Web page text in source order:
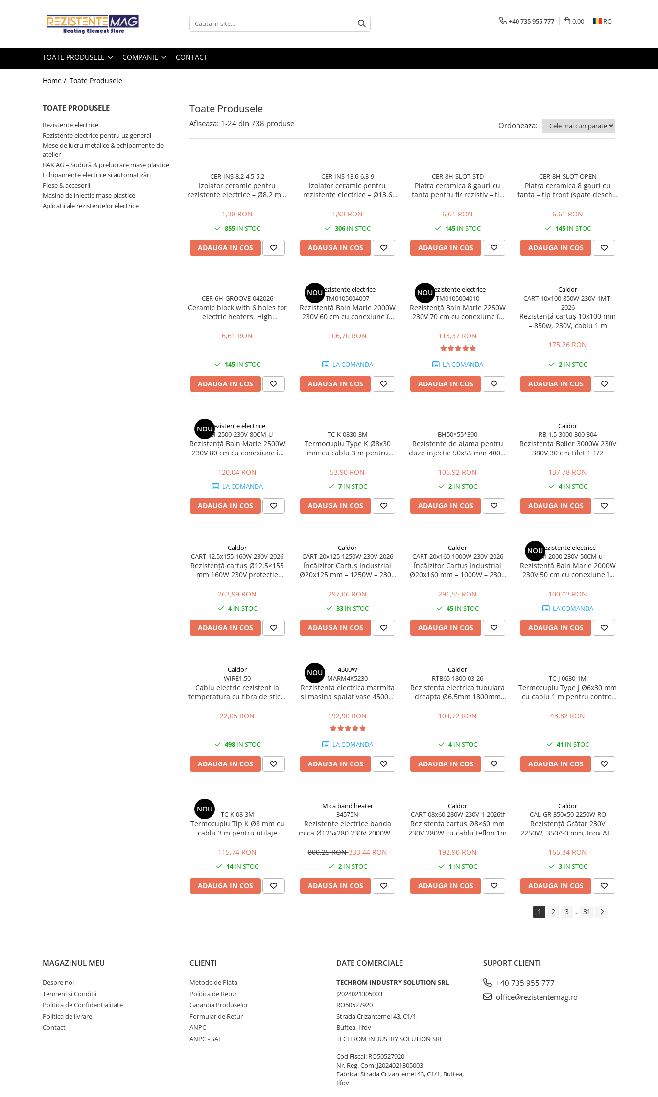
Toate Produsele
Rezistente electrice
Sarma plata
Jacheta incalzire
Termocupluri
Izolator ceramic
Conectori prize cabluri
Piese de reparatie
Rezistențe cu termostat
Rezistente electrice pentru
Piese & accesorii
Componente electrice
Cabluri de alimentare
Senzori de presiune și debit
Despre noi
+40 735 955 777 0,00 RO
TOATE PRODUSELE COMPANIE CONTACT
Home / Toate Produsele
Toate Produsele
TOATE PRODUSELE
Rezistente electrice
Rezistente electrice pentru uz general
Mese de lucru metalice & echipamente de
atelier
BAK AG – Sudură & prelucrare mase plastice
Echipamente electrice și automatizări
Piese & accesorii
Masina de injectie mase plastice
Aplicatii ale rezistentelor electrice
Afiseaza: 1-24 din 738 produse Ordoneaza:
CER-INS-8.2-4.5-5.2
Izolator ceramic pentru
rezistente electrice – Ø8.2 mm
lungime 5.2 mm
1,38 RON
855IN STOC
ADAUGA IN COS
CER-INS-13.6-6.3-9
Izolator ceramic pentru
rezistente electrice – Ø13.6
interior / lungime 9 mm
1,93 RON
306IN STOC
ADAUGA IN COS
CER-8H-SLOT-STD
Piatra ceramica 8 gauri cu
fanta pentru fir rezistiv – tip
6,61 RON
145IN STOC
ADAUGA IN COS
CER-8H-SLOT-OPEN
Piatra ceramica 8 gauri cu
fanta – tip front (spate deschis
6,61 RON
145IN STOC
ADAUGA IN COS
CER-6H-GROOVE-042026
Ceramic block with 6 holes for
electric heaters. High
insulator for industrial use.
6,61 RON
145IN STOC
ADAUGA IN COS
NOURezistente electrice
TM0105004007
Rezistență Bain Marie 2000W
230V 60 cm cu conexiune în
106,70 RON
LA COMANDA
ADAUGA IN COS
NOURezistente electrice
TM0105004010
Rezistență Bain Marie 2250W
230V 70 cm cu conexiune în
113,37 RON
LA COMANDA
ADAUGA IN COS
Caldor
CART-10x100-850W-230V-1MT-
2026
Rezistență cartuș 10x100 mm
– 850w, 230V, cablu 1 m
175,26 RON
2IN STOC
ADAUGA IN COS
NOURezistente electrice
RBM-2500-230V-80CM-U
Rezistență Bain Marie 2500W
230V 80 cm cu conexiune în
120,04 RON
LA COMANDA
ADAUGA IN COS
TC-K-0830-3M
Termocuplu Type K Ø8x30
mm cu cablu 3 m pentru
53,90 RON
7IN STOC
ADAUGA IN COS
BH50*55*390
Rezistente de alama pentru
duze injectie 50x55 mm 400W
productie industriala
106,92 RON
2IN STOC
ADAUGA IN COS
Caldor
RB-1.5-3000-300-304
Rezistenta Boiler 3000W 230V
380V 30 cm Filet 1 1/2
137,78 RON
4IN STOC
ADAUGA IN COS
Caldor
CART-12.5x155-160W-230V-2026
Rezistență cartuș Ø12.5×155
mm 160W 230V protecție
263,99 RON
4IN STOC
ADAUGA IN COS
Caldor
CART-20x125-1250W-230V-2026
Încălzitor Cartuș Industrial
Ø20x125 mm – 1250W – 230V
297,06 RON
33 IN STOC
ADAUGA IN COS
Caldor
CART-20x160-1000W-230V-2026
Încălzitor Cartuș Industrial
Ø20x160 mm – 1000W – 230V
291,55 RON
45 IN STOC
ADAUGA IN COS
NOURezistente electrice
RBM-2000-230V-50CM-u
Rezistență Bain Marie 2000W
230V 50 cm cu conexiune în
100,03 RON
LA COMANDA
ADAUGA IN COS
Caldor
WIRE1.50
Cablu electric rezistent la
temperatura cu fibra de sticla
22,05 RON
498IN STOC
ADAUGA IN COS
NOU
4500W
MARM4K5230
Rezistenta electrica marmita
si masina spalat vase 4500W
3x1500W
192,90 RON
LA COMANDA
ADAUGA IN COS
Caldor
RTB65-1800-03-26
Rezistenta electrica tubulara
dreapta Ø6.5mm 1800mm
104,72 RON
4IN STOC
ADAUGA IN COS
TC-J-0630-1M
Termocuplu Type J Ø6x30 mm
cu cablu 1 m pentru control
43,82 RON
41 IN STOC
ADAUGA IN COS
NOU
TC-K-08-3M
Termocuplu Tip K Ø8 mm cu
cablu 3 m pentru utilaje
115,74 RON
14IN STOC
ADAUGA IN COS
Mica band heater
34575N
Rezistente electrice banda
mica Ø125x280 230V 2000W 2
800,25 RON333,44 RON
2IN STOC
ADAUGA IN COS
Caldor
CART-08x60-280W-230V-1-2026tf
Rezistenta cartus Ø8×60 mm
230V 280W cu cablu teflon 1m
192,90 RON
1 IN STOC
ADAUGA IN COS
Caldor
CAL-GR-350x50-2250W-RO
Rezistență Grătar 230V
2250W, 350/50 mm, Inox AISI
165,34 RON
3IN STOC
ADAUGA IN COS
1 2 3 ... 31
MAGAZINUL MEU
Despre noi
Termeni si Conditii
Politica de Confidentialitate
Politica de livrare
Contact
CLIENTI
Metode de Plata
Politica de Retur
Garantia Produselor
Formular de Retur
ANPC
ANPC - SAL
DATE COMERCIALE
TECHROM INDUSTRY SOLUTION SRL
J2024021305003
RO50527920
Strada Crizantemei 43, C1/1,
Buftea, Ilfov
TECHROM INDUSTRY SOLUTION SRL
Cod Fiscal: RO50527920
Nr. Reg. Com: J2024021305003
Fabrica: Strada Crizantemei 43, C1/1, Buftea,
Ilfov
SUPORT CLIENTI
+40 735 955 777
office@rezistentemag.ro